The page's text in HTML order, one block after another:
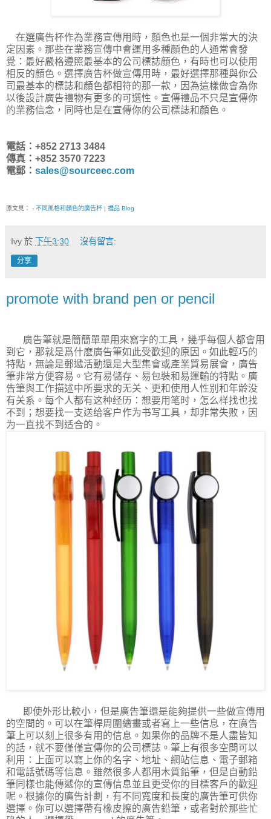
在選廣告杯作為業務宣傳用時，顏色也是一個非常大的決
定因素。那些在業務宣傳中會運用多種顏色的人通常會發
覺：最好嚴格遵照最基本的公司標誌顏色，有時也可以使用
相反的顏色。選擇廣告杯做宣傳用時，最好選擇那種與你公
司最基本的標誌和顏色都相符的那一款，因為這樣做會為你
以後設計廣告禮物有更多的可選性。宣傳禮品不只是宣傳你
的業務信念，同時也是在宣傳你的公司標誌和顏色。
電話：+852 2713 3484
傳真：+852 3570 7223
電郵： sales@sourceec.com
原文見： - 不同風格和顏色的廣告杯 | 禮品 Blog
Ivy 於 下午3:30 沒有留言:
分享
promote with brand pen or pencil
廣告筆就是簡簡單單用來寫字的工具，幾乎每個人都會用
到它，那就是爲什麽廣告筆如此受歡迎的原因。如此輕巧的
特點，無論是郵遞活動還是大型集會或產業貿易展會，廣告
筆非常方便容易。它有易儲存、易包裝和易運輸的特點。廣
告筆與工作描述中所要求的无关、更和使用人性别和年龄没
有关系。每个人都有这种经历：想要用笔时，怎么样找也找
不到；想要找一支送给客户作为书写工具，却非常失败，因
为一直找不到适合的。
即使外形比較小，但是廣告筆還是能夠提供一些做宣傳用
的空間的。可以在筆桿周圍繪畫或者寫上一些信息 ， 在廣告
筆上可以刻上很多有用的信息 。 如果你的品牌不是人盡皆知
的話，就不要僅僅宣傳你的公司標誌。筆上有很多空間可以
利用：上面可以寫上你的名字、地址、網站信息、電子郵箱
和電話號碼等信息。雖然很多人都用木質鉛筆，但是自動鉛
筆同樣也能傳遞你的宣傳信息並且更受你的目標客戶的歡迎
呢。根據你的廣告計劃，有不同寬度和長度的廣告筆可供你
選擇。你可以選擇帶有橡皮擦的廣告鉛筆，或者對於那些忙